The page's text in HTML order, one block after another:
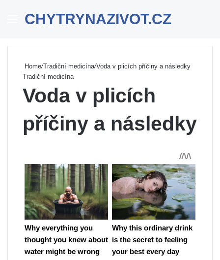
Menu
CHYTRYNAZIVOT.CZ
Home/Tradiční medicína/Voda v plicích příčiny a následky
Tradiční medicína
Voda v plicích
příčiny a následky